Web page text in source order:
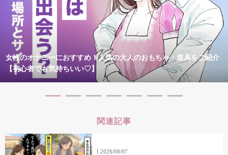
女性のオナニーにおすすめ！人気の大人のおもちゃ・道具をご紹介
【初心者でも気持ちいい♡】
関連記事
2026/08/07